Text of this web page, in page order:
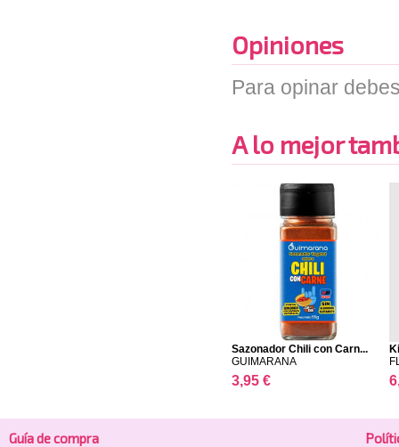
Opiniones
Para opinar
A lo mejor
Sazonador Chili con Carn...
GUIMARANA
3,95 €
Guía de compra